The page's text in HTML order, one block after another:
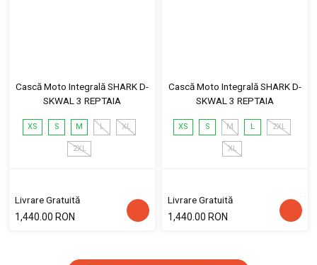
Cască Moto Integrală SHARK D-
SKWAL 3 REPTAIA
XS S M L XL
2XL
Livrare Gratuită
1,440.00 RON
Cască Moto Integrală SHARK D-
SKWAL 3 REPTAIA
XS S M L 2XL
XL
Livrare Gratuită
1,440.00 RON